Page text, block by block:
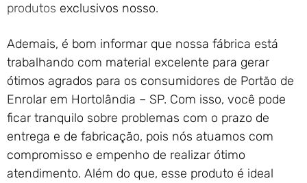
produtos exclusivos nosso.
Ademais, é bom informar que nossa fábrica está
trabalhando com material excelente para gerar
ótimos agrados para os consumidores de Portão de
Enrolar em Hortolândia – SP. Com isso, você pode
ficar tranquilo sobre problemas com o prazo de
entrega e de fabricação, pois nós atuamos com
compromisso e empenho de realizar ótimo
atendimento. Além do que, esse produto é ideal